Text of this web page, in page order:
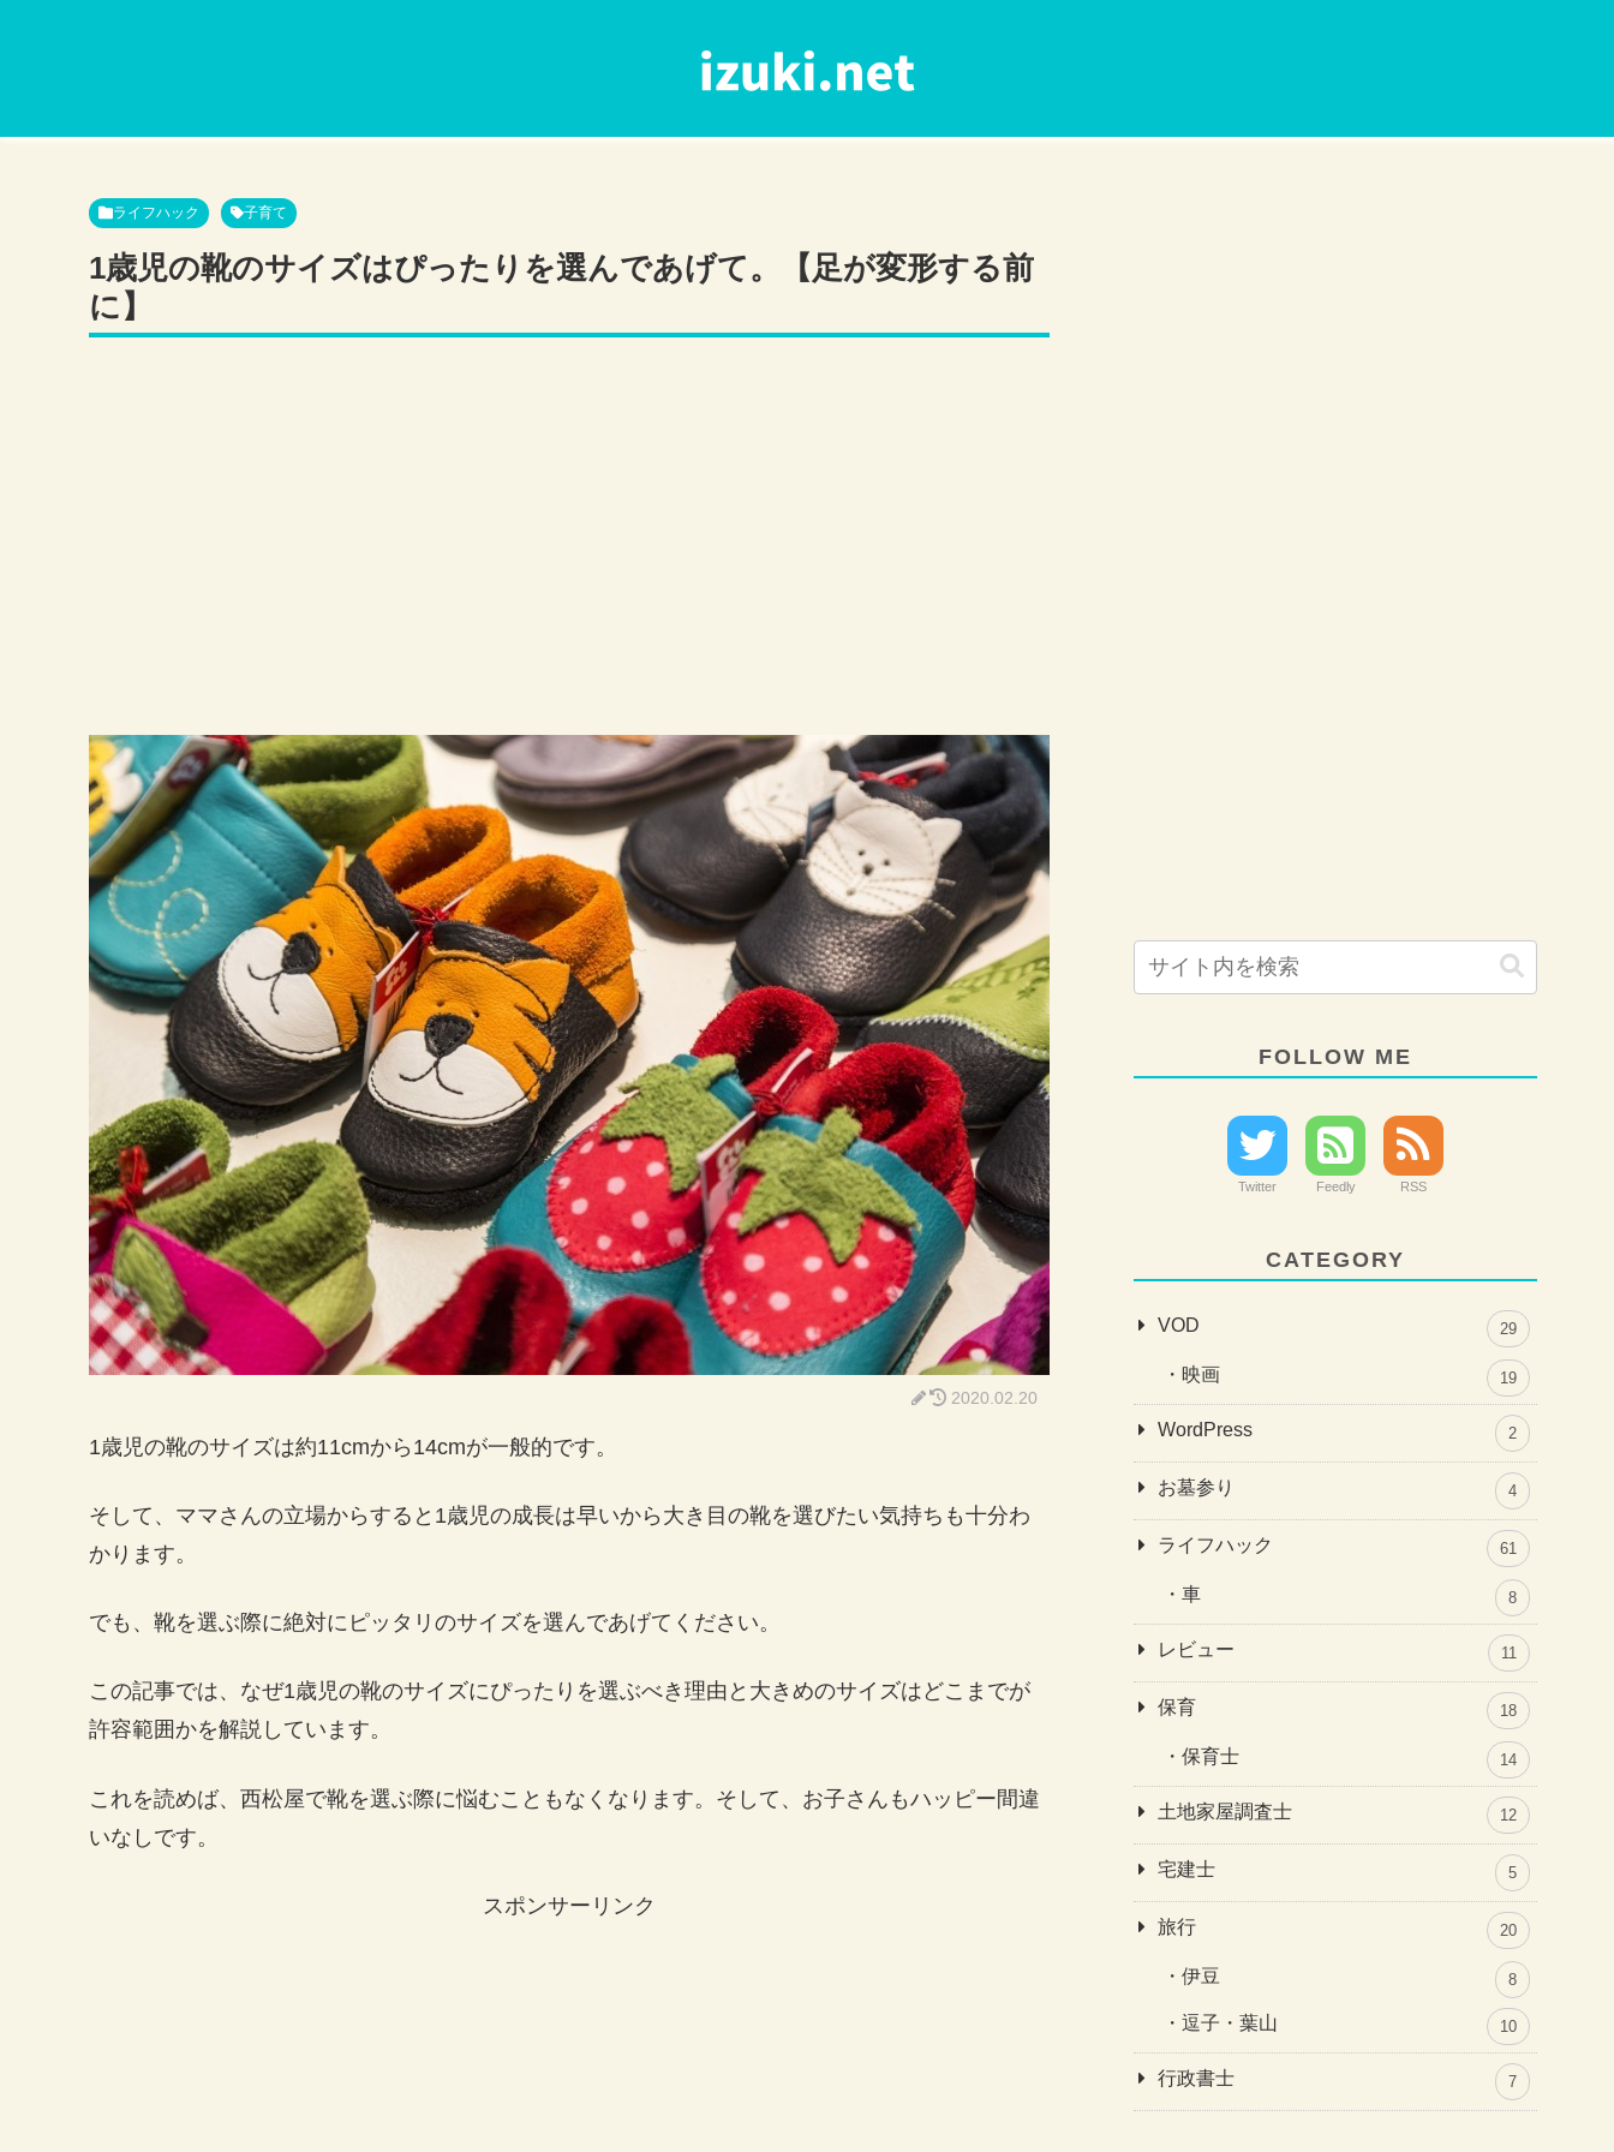
ライフハック 子育て
1歳児の靴のサイズはぴったりを選んであげて。【足が変形する前
に】
2020.02.20
1歳児の靴のサイズは約11cmから14cmが一般的です。
そして、ママさんの立場からすると1歳児の成長は早いから大き目の靴を選びたい気持ちも十分わ
かります。
でも、靴を選ぶ際に絶対にピッタリのサイズを選んであげてください。
この記事では、なぜ1歳児の靴のサイズにぴったりを選ぶべき理由と大きめのサイズはどこまでが
許容範囲かを解説しています。
これを読めば、西松屋で靴を選ぶ際に悩むこともなくなります。そして、お子さんもハッピー間違
いなしです。
スポンサーリンク
FOLLOW ME
Twitter Feedly RSS
CATEGORY
VOD 29
映画 19
WordPress 2
お墓参り 4
ライフハック 61
車 8
レビュー 11
保育 18
保育士 14
土地家屋調査士 12
宅建士 5
旅行 20
伊豆 8
逗子・葉山 10
行政書士 7